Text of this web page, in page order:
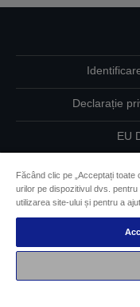
Declarație
EU
Angajamentul
Drepturi de
Făcând clic pe „Acceptați
urilor pe dispozitivul dvs.
utilizarea site-ului și pentru a